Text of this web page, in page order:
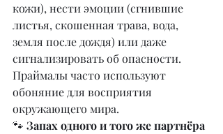
кожи), нести эмоции (сгнившие
листья, скошенная трава, вода,
земля после дождя) или даже
сигнализировать об опасности.
Праймалы часто используют
обоняние для восприятия
окружающего мира.
🐾 Запах одного и того же партнёра